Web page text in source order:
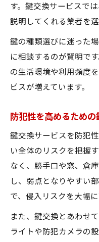
す。鍵交換サービスで
説明してくれる業者を選
鍵の種類選びに迷った
に相談するのが賢明で
の生活環境や利用頻度
ビスが増えています。
防犯性を高めるため
鍵交換サービスを防犯
い全体のリスクを把握
なく、勝手口や窓、倉
し、弱点となりやすい
で、侵入リスクを大幅に
また、鍵交換とあわせ
ライトや防犯カメラの